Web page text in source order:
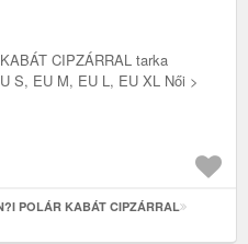
CIPZÁRRAL tarka
S, EU M, EU L, EU XL Női >
POLÁR KABÁT CIPZÁRRAL